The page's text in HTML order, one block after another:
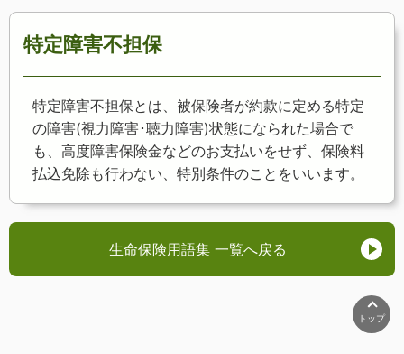
特定障害不担保
特定障害不担保とは、被保険者が約款に定める特定
の障害(視力障害･聴力障害)状態になられた場合で
も、高度障害保険金などのお支払いをせず、保険料
払込免除も行わない、特別条件のことをいいます。
生命保険用語集 一覧へ戻る
トップ